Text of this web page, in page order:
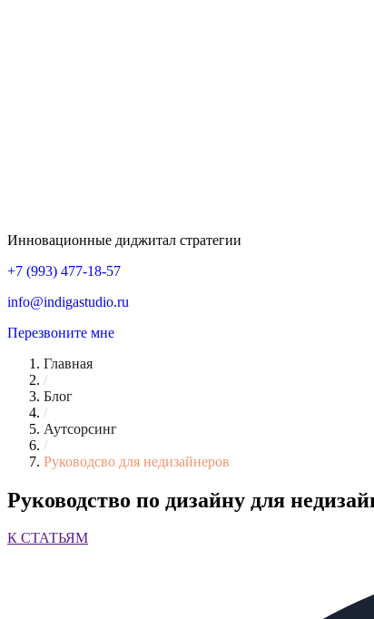
Инновационные диджитал стратегии
+7 (993) 477-18-57
info@indigastudio.ru
Перезвоните мне
Главная
/
Блог
/
Аутсорсинг
/
Руководсво для недизайнеров
Руководство по дизайну для
К СТАТЬЯМ